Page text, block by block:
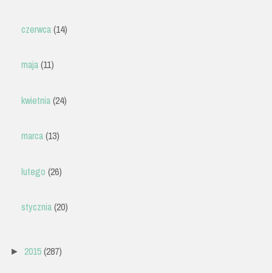
czerwca(14)
maja(11)
kwietnia(24)
marca(13)
lutego (26)
stycznia(20)
► 2015(287)